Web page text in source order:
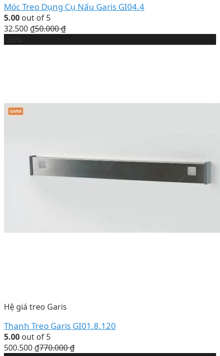
Móc Treo Dụng Cụ Nấu Garis GI04.4
5.00 out of 5
32.500 ₫50.000₫
Hệ giá treo Garis
Thanh Treo Garis GI01.8.120
5.00 out of 5
500.500 ₫770.000₫